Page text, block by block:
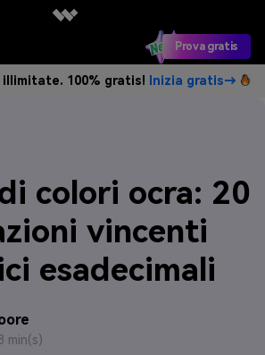
Prova gratis
illimitate. 100% gratis! Inizia gratis→
colori ocra: 20
vincenti
esadecimali
min(s)